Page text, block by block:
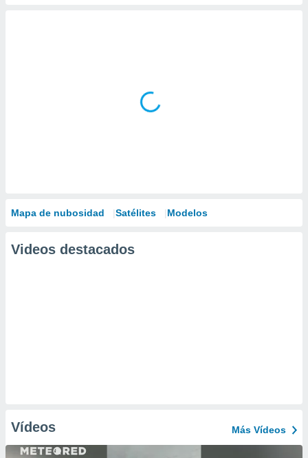
Mapa de nubosidad Satélites Modelos
Videos destacados
Vídeos Más Vídeos